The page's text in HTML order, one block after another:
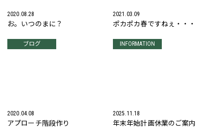
2020.08.28
お。いつのまに？
2021.03.09
ポカポカ春ですねぇ・・・
ブログ
2020.04.08
アプローチ階段作り
INFORMATION
2025.11.18
年末年始計画休業のご案内